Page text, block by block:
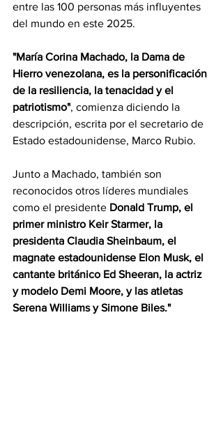
entre las 100 personas más influyentes
del mundo en este 2025.
"María Corina Machado, la Dama de
Hierro venezolana, es la personificación
de la resiliencia, la tenacidad y el
patriotismo", comienza diciendo la
descripción, escrita por el secretario de
Estado estadounidense, Marco Rubio.
Junto a Machado, también son
reconocidos otros líderes mundiales
como el presidente Donald Trump, el
primer ministro Keir Starmer, la
presidenta Claudia Sheinbaum, el
magnate estadounidense Elon Musk, el
cantante británico Ed Sheeran, la actriz
y modelo Demi Moore, y las atletas
Serena Williams y Simone Biles."